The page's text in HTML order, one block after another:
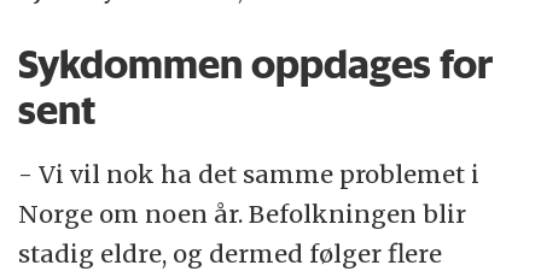
Sykdommen oppdages for
sent
- Vi vil nok ha det samme problemet i
Norge om noen år. Befolkningen blir
stadig eldre, og dermed følger flere